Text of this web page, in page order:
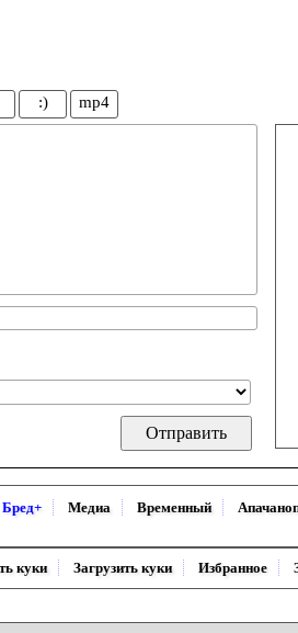
:) mp4
Бред+ Медиа Временный
куки Загрузить куки Избранное